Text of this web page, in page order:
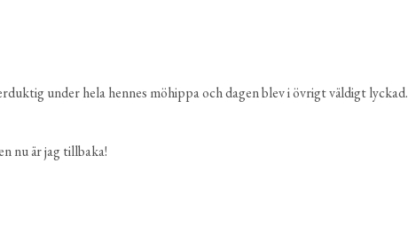
under hela hennes möhippa och dagen blev i övrigt väldigt lyckad.
nu är jag tillbaka!